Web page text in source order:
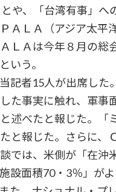
や、「台湾有事」へ
ＡＬＡ（アジア太平
ＬＡは今年８月の総
いう。
者15人が出席した
た事実に触れ、軍事
述べたと報じた。「
と報じた。さらに、
では、米側が「在沖
設面積70・3％」が